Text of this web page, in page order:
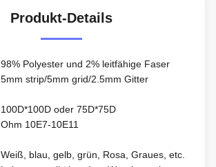
Produkt-Details
98% Polyester und 2% leitfähige Faser
5mm strip/5mm grid/2.5mm Gitter
100D*100D oder 75D*75D
Ohm 10E7-10E11
Weiß, blau, gelb, grün, Rosa, Graues, etc.